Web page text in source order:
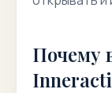
Почему